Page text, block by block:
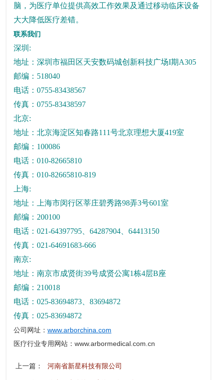
脑，为医疗单位提供高效工作效果及通过移动临床设备
大大降低医疗差错。
联系我们
深圳 :
地址：深圳市福田区天安数码城创新科技广场I期A305
邮编： 518040
电话： 0755-83438567
传真： 0755-83438597
北京:
地址：北京海淀区知春路111号北京理想大厦419室
邮编： 100086
电话： 010-82665810
传真： 010-82665810-819
上海:
地址：上海市闵行区莘庄碧秀路98弄3号601室
邮编： 200100
电话： 021-64397795、64287904、64413150
传真： 021-64691683-666
南京:
地址：南京市成贤街39号成贤公寓1栋4层B座
邮编： 210018
电话： 025-83694873、 83694872
传真： 025-83694872
公司网址： www.arborchina.com
医疗行业专用网站： www.arbormedical.com.cn
上一篇： 河南省新星科技有限公司